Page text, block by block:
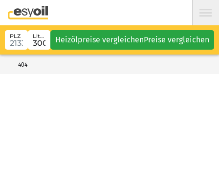
PLZ Liter Heizölpreise vergleichenPreise vergleichen
404